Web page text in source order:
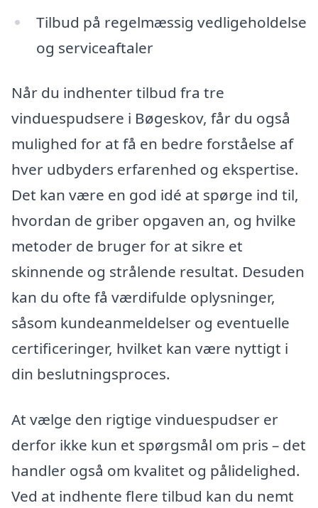
Tilbud på regelmæssig vedligeholdelse
og serviceaftaler
Når du indhenter tilbud fra tre
vinduespudsere i Bøgeskov, får du også
mulighed for at få en bedre forståelse af
hver udbyders erfarenhed og ekspertise.
Det kan være en god idé at spørge ind til,
hvordan de griber opgaven an, og hvilke
metoder de bruger for at sikre et
skinnende og strålende resultat. Desuden
kan du ofte få værdifulde oplysninger,
såsom kundeanmeldelser og eventuelle
certificeringer, hvilket kan være nyttigt i
din beslutningsproces.
At vælge den rigtige vinduespudser er
derfor ikke kun et spørgsmål om pris – det
handler også om kvalitet og pålidelighed.
Ved at indhente flere tilbud kan du nemt